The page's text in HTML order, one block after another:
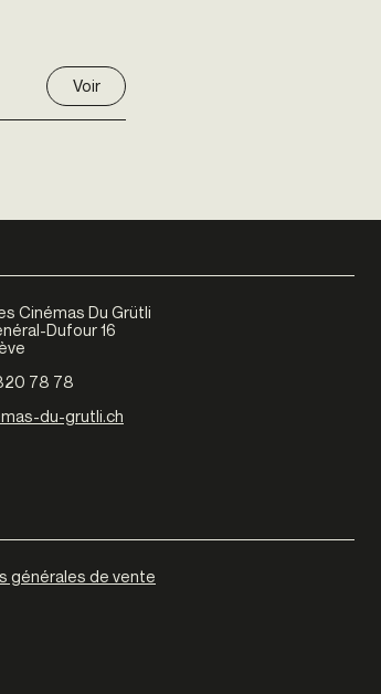
Voir
Cinémas Du Grütli
Dufour 16
78 78
du-grutli.ch
générales de vente